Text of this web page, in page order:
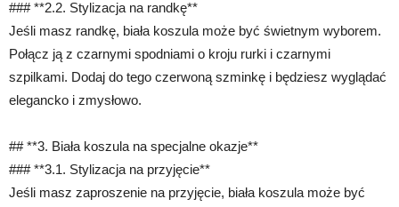
### **2.2. Stylizacja na randkę**
Jeśli masz randkę, biała koszula może być świetnym wyborem.
Połącz ją z czarnymi spodniami o kroju rurki i czarnymi
szpilkami. Dodaj do tego czerwoną szminkę i będziesz wyglądać
elegancko i zmysłowo.
## **3. Biała koszula na specjalne okazje**
### **3.1. Stylizacja na przyjęcie**
Jeśli masz zaproszenie na przyjęcie, biała koszula może być